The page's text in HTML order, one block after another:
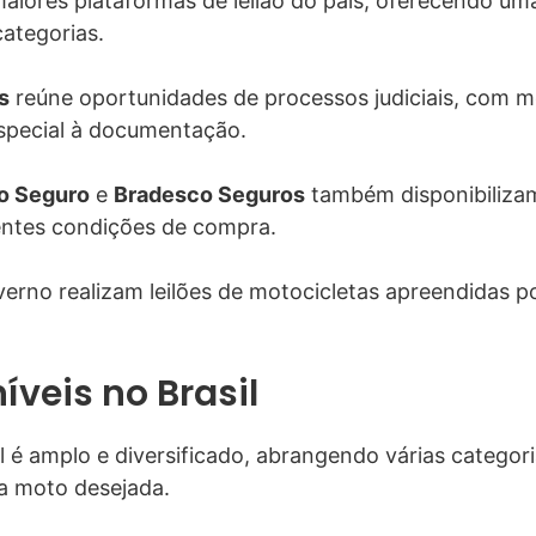
reúne oportunidades de processos judiciais, com
à documentação.
Seguro e Bradesco Seguros também
condições de compra.
realizam leilões de motocicletas apreendidas
no Brasil
amplo e diversificado, abrangendo várias
moto desejada.